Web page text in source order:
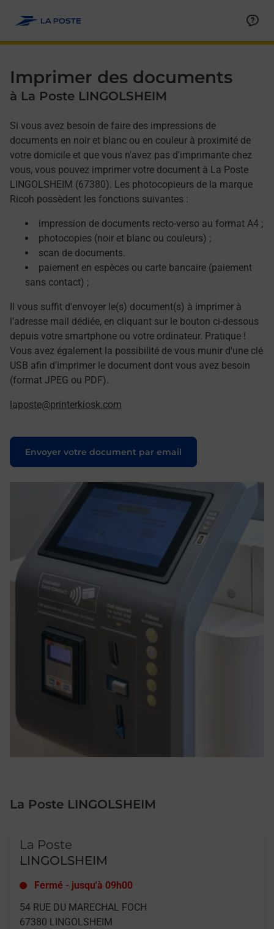
Imprimer des documents
à La Poste LINGOLSHEIM
Si vous avez besoin de faire des impressions de
documents en noir et blanc ou en couleur à proximité de
votre domicile et que vous n'avez pas d'imprimante chez
vous, vous pouvez imprimer votre document à La Poste
LINGOLSHEIM (67380). Les photocopieurs de la marque
Ricoh possèdent les fonctions suivantes :
impression de documents recto-verso au format A4 ;
photocopies (noir et blanc ou couleurs) ;
scan de documents.
paiement en espèces ou carte bancaire (paiement
sans contact) ;
Il vous suffit d'envoyer le(s) document(s) à imprimer à
l'adresse mail dédiée, en cliquant sur le bouton ci-dessous
depuis votre smartphone ou votre ordinateur. Pratique !
Vous avez également la possibilité de vous munir d'une clé
USB afin d'imprimer le document dont vous avez besoin
(format JPEG ou PDF).
laposte@printerkiosk.com
Envoyer votre document par email
Le lien s'ouvre dans un nouvel onglet
La Poste LINGOLSHEIM
La Poste
LINGOLSHEIM
Fermé - jusqu'à 09h00
54 RUE DU MARECHAL FOCH
67380 LINGOLSHEIM